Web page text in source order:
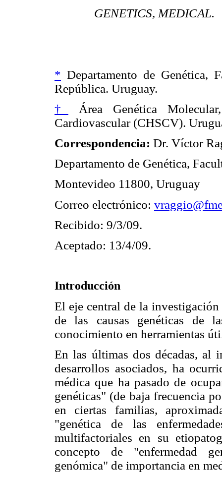
GENETICS, MEDICAL.
* Departamento de Genética,
República. Uruguay.
†
Área Genética
Cardiovascular (CHSCV).
Correspondencia: Dr. Víctor
Departamento de Genética,
Montevideo 11800, Uruguay
Correo electrónico:
Recibido: 9/3/09.
Aceptado: 13/4/09.
Introducción
El eje central de la
de las causas genéticas de
conocimiento en herramientas
En las últimas dos décadas, al
desarrollos asociados, ha
médica que ha pasado de
genéticas" (de baja frecuencia
en ciertas familias,
"genética de las
multifactoriales en su
concepto de "enfermedad
genómica" de importancia en